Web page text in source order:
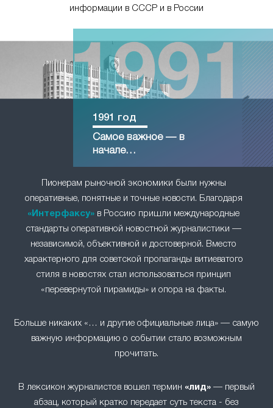
информации в СССР и в России
Пионерам рыночной экономики были нужны
оперативные, понятные и точные новости. Благодаря
«Интерфаксу» в Россию пришли международные
стандарты оперативной новостной журналистики —
независимой, объективной и достоверной. Вместо
характерного для советской пропаганды витиеватого
стиля в новостях стал использоваться принцип
«перевернутой пирамиды» и опора на факты.
1991 год
Самое важное — в
начале…
Больше никаких «… и другие официальные лица» — самую
важную информацию о событии стало возможным
прочитать.
В лексикон журналистов вошел термин «лид» — первый
абзац, который кратко передает суть текста - без